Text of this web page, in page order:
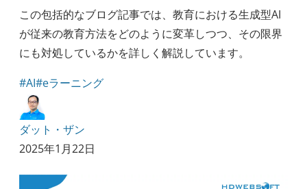
この包括的なブログ記事では、教育における生成型AI
が従来の教育方法をどのように変革しつつ、その限界
にも対処しているかを詳しく解説しています。
#AI#eラーニング
ダット・ザン
2025年1月22日